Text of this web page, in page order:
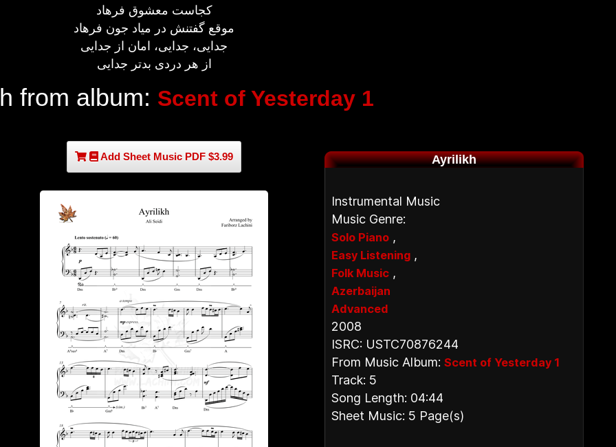
کجاست معشوق فرهاد
موقع گفتنش در میاد جون فرهاد
جدایی، جدایی، امان از جدایی
از هر دردی بدتر جدایی
from album: Scent of Yesterday 1
Add Sheet Music PDF $3.99 Ayrilikh
Instrumental Music
Music Genre:
Solo Piano ,
Easy Listening ,
Folk Music ,
Azerbaijan
Advanced
2008
ISRC: USTC70876244
From Music Album:Scent of Yesterday 1
Track: 5
Song Length: 04:44
Sheet Music: 5 Page(s)